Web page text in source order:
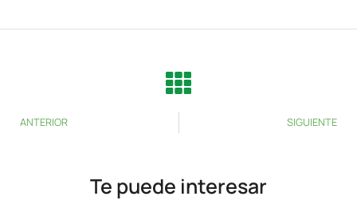
ANTERIOR SIGUIENTE
Te puede interesar